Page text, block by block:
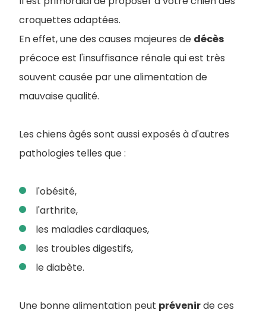
croquettes adaptées.
En effet, une des causes majeures de décès
précoce est l'insuffisance rénale qui est très
souvent causée par une alimentation de
mauvaise qualité.
Les chiens âgés sont aussi exposés à d'autres
pathologies telles que :
l'obésité,
l'arthrite,
les maladies cardiaques,
les troubles digestifs,
le diabète.
Une bonne alimentation peut prévenirde ces